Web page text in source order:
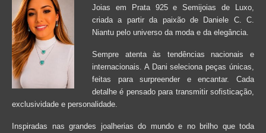
Joias em Prata 925 e Semijoias de Luxo,
criada a partir da paixão de Daniele C. C.
Niantu pelo universo da moda e da elegância.
Sempre atenta às tendências nacionais e
internacionais. A Dani seleciona peças únicas,
feitas para surpreender e encantar. Cada
detalhe é pensado para transmitir sofisticação,
exclusividade e personalidade.
Inspiradas nas grandes joalherias do mundo e no brilho que toda